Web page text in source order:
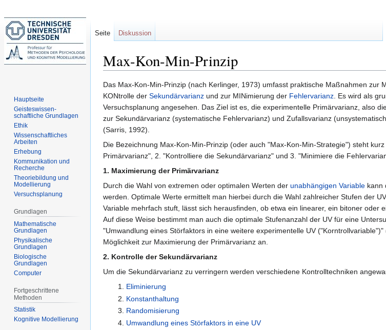
Max-Kon-Min-Prinzip
Zur
Navigation
springen
Zur
Suche
springen
Das Max-Kon-Min-Prinzip (nach Kerlinger, 1973) umfasst praktische Maßnahmen zur
KONtrolle der Sekundärvarianz und zur MINimierung der Fehlervarianz. Es wird als
Versuchsplanung angesehen. Das Ziel ist es, die experimentelle Primärvarianz, also
zur Sekundärvarianz (systematische Fehlervarianz) und Zufallsvarianz
(Sarris, 1992).
Die Bezeichnung Max-Kon-Min-Prinzip (oder auch "Max-Kon-Min-Strategie") steht
Primärvarianz", 2. "Kontrolliere die Sekundärvarianz" und 3. "Minimiere die
1. Maximierung der Primärvarianz
Durch die Wahl von extremen oder optimalen Werten der unabhängigen Variable kann
werden. Optimale Werte ermittelt man hierbei durch die Wahl zahlreicher Stufen der
Variable mehrfach stuft, lässt sich herausfinden, ob etwa ein linearer, ein bitoner oder
Auf diese Weise bestimmt man auch die optimale Stufenanzahl der UV für eine
"Umwandlung eines Störfaktors in eine weitere experimentelle UV
Möglichkeit zur Maximierung der Primärvarianz an.
2. Kontrolle der Sekundärvarianz
Um die Sekundärvarianz zu verringern werden verschiedene Kontrolltechniken
Eliminierung
Konstanthaltung
Randomisierung
Umwandlung eines Störfaktors in eine UV
Seite Diskussion
Hauptseite
Geisteswissen-
schaftliche Grundlagen
Ethik
Wissenschaftliches
Arbeiten
Erhebung
Kommunikation und
Recherche
Theoriebildung und
Modellierung
Versuchsplanung
Grundlagen
Mathematische
Grundlagen
Physikalische
Grundlagen
Biologische
Grundlagen
Computer
Fortgeschrittene
Methoden
Statistik
Kognitive Modellierung